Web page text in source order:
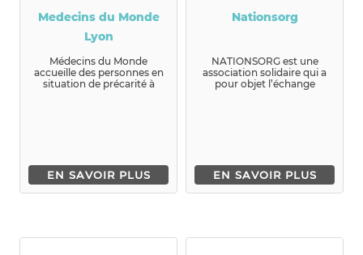
Medecins du Monde
Lyon
Médecins du Monde
accueille des personnes en
situation de précarité à
EN SAVOIR PLUS
Nationsorg
NATIONSORG est une
association solidaire qui a
pour objet l’échange
EN SAVOIR PLUS